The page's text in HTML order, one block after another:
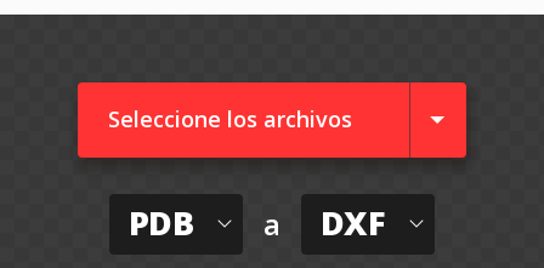
Seleccione los archivos
PDB a DXF